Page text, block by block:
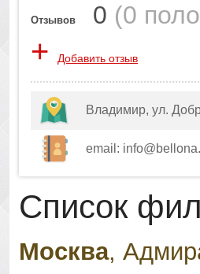
Отзывов 0 (0
+ Добавить отзыв
Владимир, ул.
email:
Список
Москва,